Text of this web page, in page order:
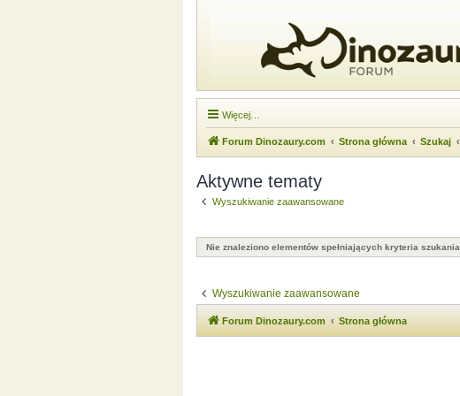
Więcej…
Forum Dinozaury.com Strona główna Szukaj
Aktywne tematy
Wyszukiwanie zaawansowane
Nie znaleziono elementów spełniających kryteria szukania.
Wyszukiwanie zaawansowane
Forum Dinozaury.com Strona główna